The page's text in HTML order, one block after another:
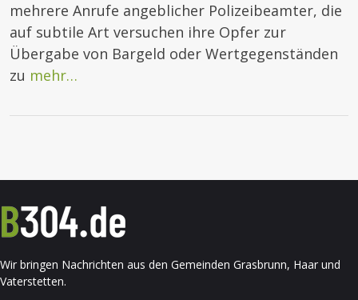
mehrere Anrufe angeblicher Polizeibeamter, die
auf subtile Art versuchen ihre Opfer zur
Übergabe von Bargeld oder Wertgegenständen
zu mehr…
Wir bringen Nachrichten aus den Gemeinden Grasbrunn, Haar und
Vaterstetten.